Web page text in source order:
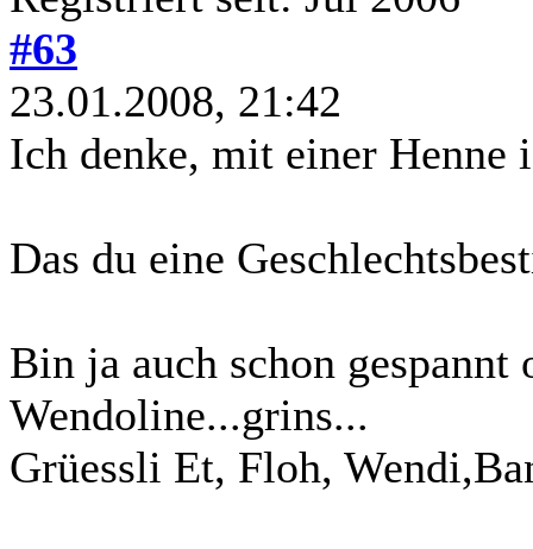
#63
23.01.2008, 21:42
Ich denke, mit einer Henne
Das du eine
Bin ja auch schon
Wendoline...grins...
Grüessli Et, Floh,